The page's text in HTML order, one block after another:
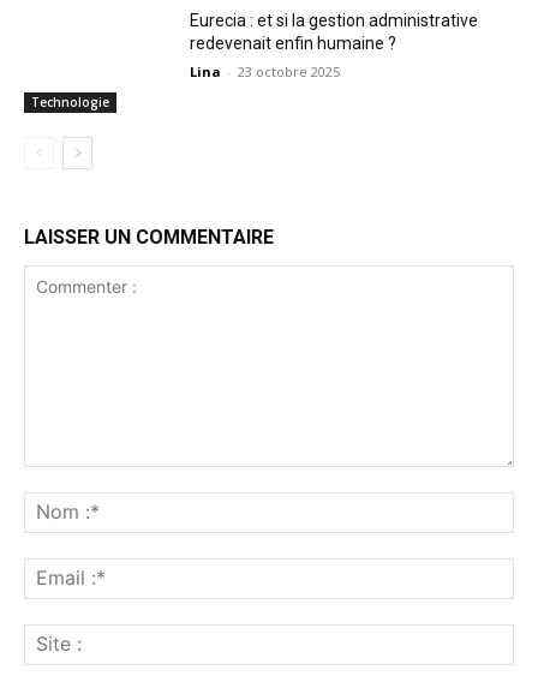
Technologie
Eurecia : et si la gestion administrative
redevenait enfin humaine ?
Lina - 23 octobre 2025
LAISSER UN COMMENTAIRE
:*
:*
: